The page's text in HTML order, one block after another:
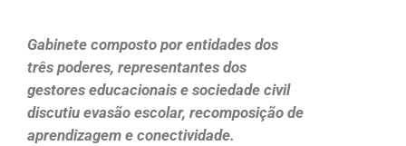
Gabinete composto por entidades dos
três poderes, representantes dos
gestores educacionais e sociedade civil
discutiu evasão escolar, recomposição de
aprendizagem e conectividade.